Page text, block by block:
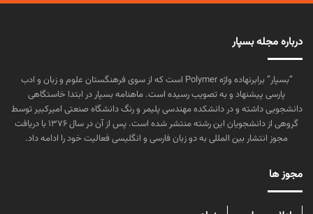
درباره مجله بسپار
“بسپار” برابرنهاده واژه Polymer است که از سوی فرهنگستان علوم و زبان و ادب
پارسی پیشنهاد و به تصویب رسیده است. ماهنامه بسپار در ابتدا خاستگاهی
دانشجویی داشته و در دانشکده مهندسی پلیمر و رنگ دانشگاه صنعتی امیرکبیر توسط
گروهی از دانشجویان این رشته منتشر شده است. پس از آن در سال ۱۳۷۶ با دریافت
مجوز انتشار بین المللی به دو زبان فارسی و انگلیسی فعالیت خود را ادامه داد.
مجوز ها